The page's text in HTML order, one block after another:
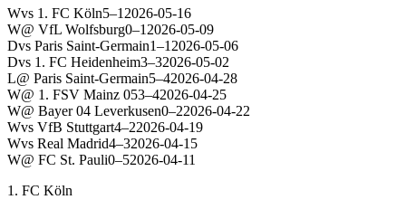
Wvs 1. FC Köln5–1 2026-05-16
W@ VfL Wolfsburg0–1 2026-05-09
Dvs Paris Saint-Germain1–1 2026-05-06
Dvs 1. FC Heidenheim3–32026-05-02
L@ Paris Saint-Germain5–42026-04-28
W@ 1. FSV Mainz 053–42026-04-25
W@ Bayer 04 Leverkusen0–22026-04-22
Wvs VfB Stuttgart4–22026-04-19
Wvs Real Madrid4–32026-04-15
W@ FC St. Pauli0–52026-04-11
1. FC Köln